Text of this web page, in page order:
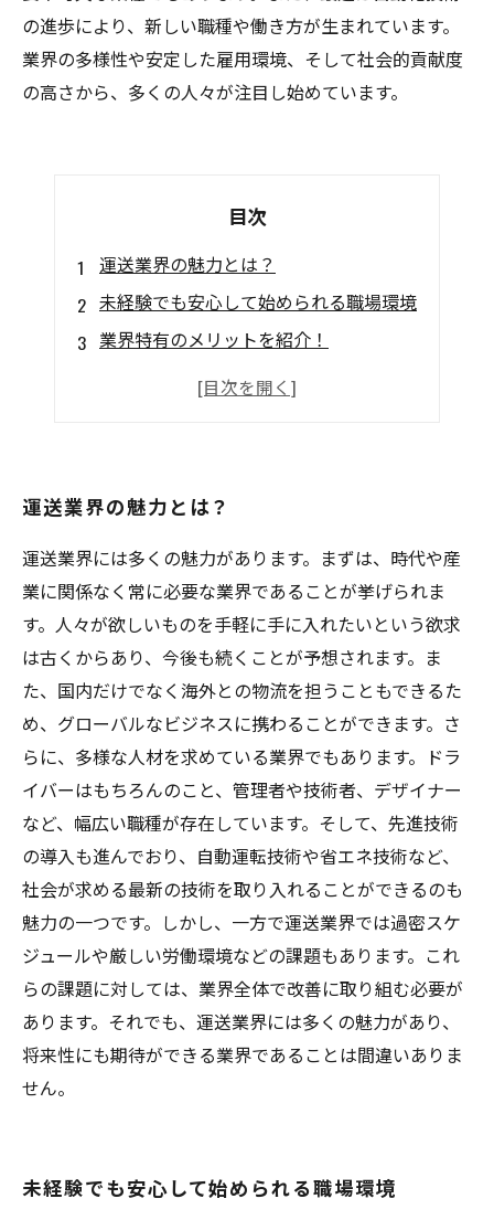
の進歩により、新しい職種や働き方が生まれています。
業界の多様性や安定した雇用環境、そして社会的貢献度
の高さから、多くの人々が注目し始めています。
目次
運送業界の魅力とは？
未経験でも安心して始められる職場環境
業界特有のメリットを紹介！
キャリアアップの道も広がる！
運送業界の魅力とは？
運送業界には多くの魅力があります。まずは、時代や産
業に関係なく常に必要な業界であることが挙げられま
す。人々が欲しいものを手軽に手に入れたいという欲求
は古くからあり、今後も続くことが予想されます。ま
た、国内だけでなく海外との物流を担うこともできるた
め、グローバルなビジネスに携わることができます。さ
らに、多様な人材を求めている業界でもあります。ドラ
イバーはもちろんのこと、管理者や技術者、デザイナー
など、幅広い職種が存在しています。そして、先進技術
の導入も進んでおり、自動運転技術や省エネ技術など、
社会が求める最新の技術を取り入れることができるのも
魅力の一つです。しかし、一方で運送業界では過密スケ
ジュールや厳しい労働環境などの課題もあります。これ
らの課題に対しては、業界全体で改善に取り組む必要が
あります。それでも、運送業界には多くの魅力があり、
将来性にも期待ができる業界であることは間違いありま
せん。
未経験でも安心して始められる職場環境